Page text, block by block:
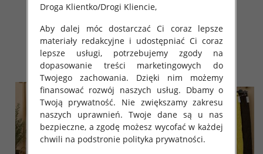
43.00 zł
szczegóły szczegóły
Droga Klientko/Drogi Kliencie,
Aby dalej móc dostarczać Ci coraz lepsze
materiały redakcyjne i udostępniać Ci coraz
lepsze usługi, potrzebujemy zgody na
dopasowanie treści marketingowych do
Twojego zachowania. Dzięki nim możemy
finansować rozwój naszych usług. Dbamy o
Twoją prywatność. Nie zwiększamy zakresu
naszych uprawnień. Twoje dane są u nas
bezpieczne, a zgodę możesz wycofać w każdej
chwili na podstronie polityka prywatności.